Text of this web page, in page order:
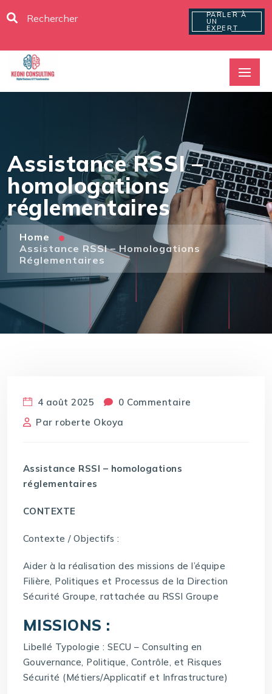
PARLER À
UN
EXPERT
Assistance RSSI –
homologations
réglementaires
Home
Assistance RSSI – Homologations
Réglementaires
4 août 2025
0 Commentaire
Par roberte Okoya
Assistance RSSI – homologations
réglementaires
CONTEXTE
Contexte / Objectifs :
Aider à la réalisation des missions de l’équipe
Filière, Politiques et Processus de la Direction
Sécurité Groupe, rattachée au RSSI Groupe
MISSIONS :
Libellé Typologie : SECU – Consulting en
Gouvernance, Politique, Contrôle, et Risques
Sécurité (Métiers/Applicatif et Infrastructure)